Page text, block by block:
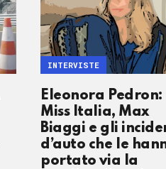
Eleonora Pedron:
Miss Italia, Max
Biaggi e gli
d’auto che le
portato via la
INTERVISTE